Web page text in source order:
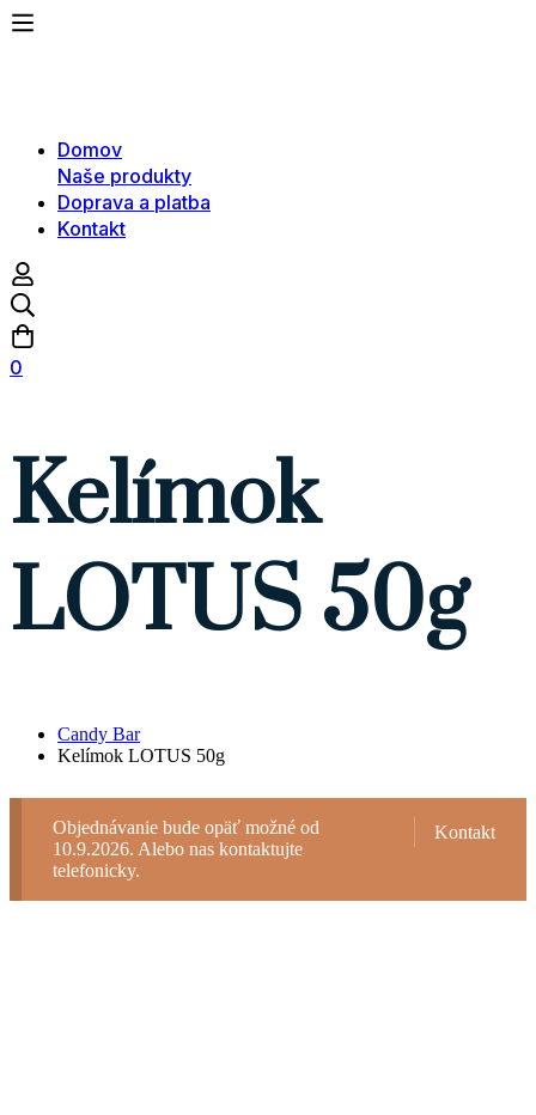
Domov
Naše produkty
Doprava a platba
Kontakt
0
Kelímok
LOTUS 50g
Candy Bar
Kelímok LOTUS 50g
Kontakt
Objednávanie bude opäť možné od
10.9.2026. Alebo nas kontaktujte
telefonicky.